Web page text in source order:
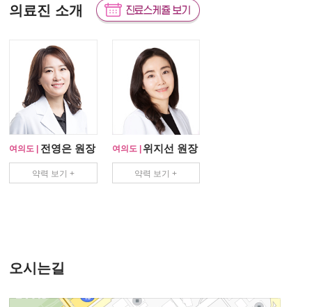
의료진 소개
여의도 | 전영은 원장
약력 보기 +
여의도 | 위지선 원장
약력 보기 +
오시는길